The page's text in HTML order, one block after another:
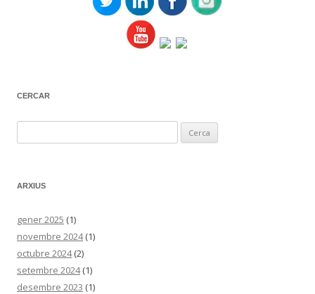
CERCAR
ARXIUS
gener 2025 (1)
novembre 2024(1)
octubre 2024(2)
setembre 2024(1)
desembre 2023 (1)